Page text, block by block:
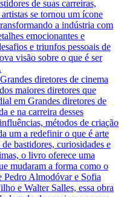
de suas carreiras,
se tornou um ícone
a indústria com
emocionantes e
e triunfos pessoais de
visão sobre o que é ser
Grandes diretores de cinema
maiores diretores que
em Grandes diretores de
e na carreira desses
métodos de criação
um a redefinir o que é arte
bastidores, curiosidades e
o livro oferece uma
mudaram a forma como o
Pedro Almodóvar e Sofia
e Walter Salles, essa obra